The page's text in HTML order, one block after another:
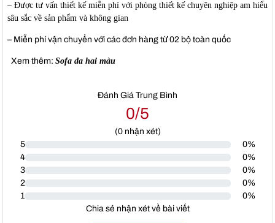
– Được tư vấn thiết kế miễn phí với phòng thiết kế chuyên nghiệp am hiểu
sâu sắc về sản phẩm và không gian
– Miễn phí vận chuyển với các đơn hàng từ 02 bộ toàn quốc
Xem thêm: Sofa da hai màu
Đánh Giá Trung Bình
0/5
(0nhận xét)
5
0%
4
0%
3
0%
2
0%
1
0%
Chia sẻ nhận xét về bài viết